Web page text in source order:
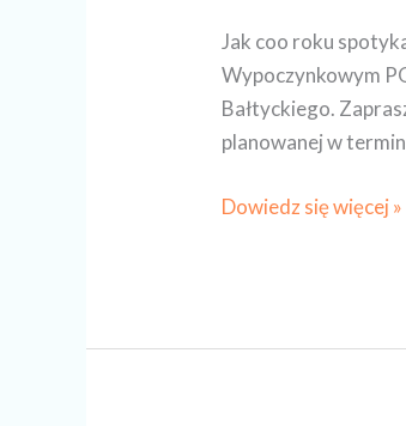
Jak coo roku
Wypoczynkowym
Bałtyckiego.
planowanej w
Dowiedz się więcej »